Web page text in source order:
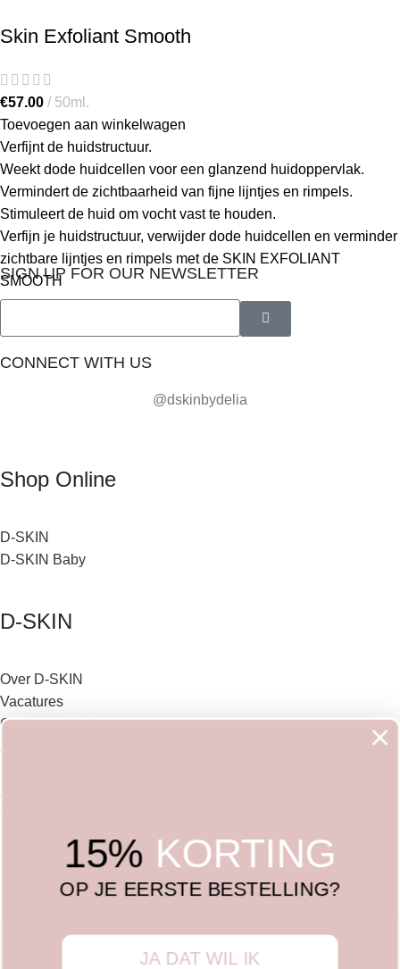
Skin Exfoliant Smooth
€57.00
50ml.
Toevoegen aan winkelwagen
Verfijnt de huidstructuur.
Weekt dode huidcellen voor een glanzend huidoppervlak.
Vermindert de zichtbaarheid van fijne lijntjes en rimpels.
Stimuleert de huid om vocht vast te houden.
Verfijn je huidstructuur, verwijder dode huidcellen en verminder
zichtbare lijntjes en rimpels met de SKIN EXFOLIANT
SMOOTH
SIGN UP FOR OUR NEWSLETTER
CONNECT WITH US
@dskinbydelia
Shop Online
D-SKIN
D-SKIN Baby
D-SKIN
Over D-SKIN
Vacatures
Cookieverklaring
Purmerend | KVK 78539463 | BTW NL86144.167.9.B01 |
15% KORTING
OP JE EERSTE BESTELLING?
JA DAT WIL IK